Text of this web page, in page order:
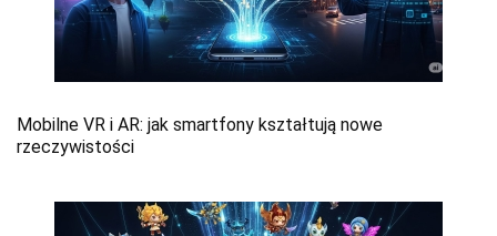
Mobilne VR i AR: jak smartfony kształtują nowe
rzeczywistości